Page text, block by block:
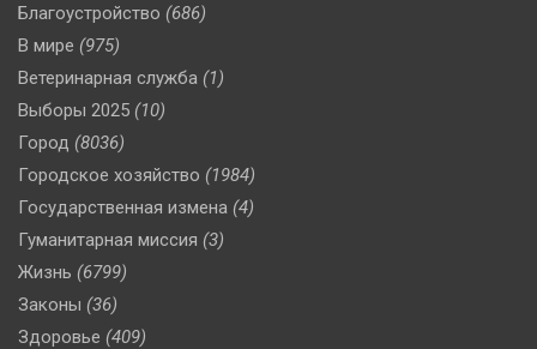
Благоустройство (686)
В мире (975)
Ветеринарная служба (1)
Выборы 2025 (10)
Город (8036)
Городское хозяйство (1984)
Государственная измена (4)
Гуманитарная миссия (3)
Жизнь (6799)
Законы (36)
Здоровье (409)